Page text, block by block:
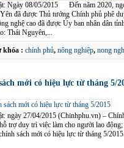
Ngày 08/05/2015 Đến năm 2020,
đã được Thủ tướng Chính phủ phê
nghệ cao đã được Ủy ban nhân dân
Thái Nguyên,...
khóa : chính phủ, nông nghiệp, nong
mới có hiệu lực từ tháng 5/
ngày 27/04/2015 (Chinhphu.vn) –
trợ duy trì việc làm cho người lao
sách mới có hiệu lực từ tháng 5/